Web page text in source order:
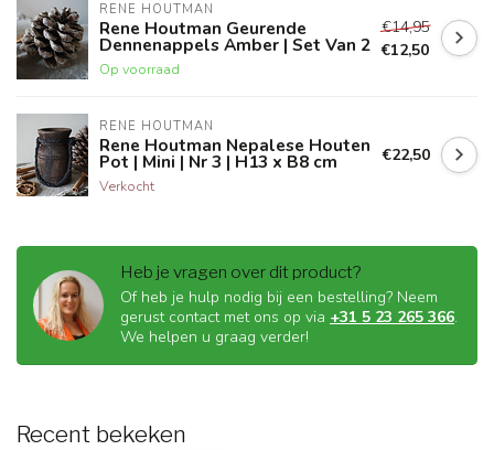
RENE HOUTMAN
Rene Houtman Geurende
Dennenappels Amber | Set Van 2
Op voorraad
€14,95
€12,50
RENE HOUTMAN
Rene Houtman Nepalese Houten
Pot | Mini | Nr 3 | H13 x B8 cm
Verkocht
€22,50
Heb je vragen over dit product?
Of heb je hulp nodig bij een bestelling? Neem
gerust contact met ons op via +31 5 23 265 366.
We helpen u graag verder!
Recent bekeken